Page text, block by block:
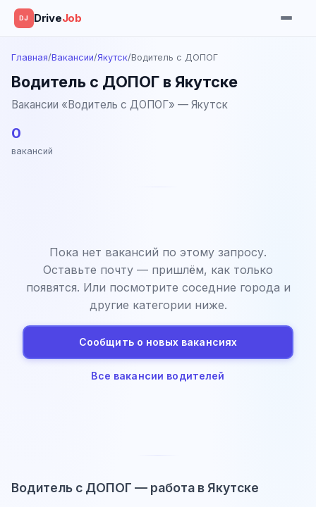
DJ DriveJob
Главная/Вакансии/Якутск/Водитель с ДОПОГ
Водитель с ДОПОГ в Якутске
Вакансии «Водитель с ДОПОГ» — Якутск
0
вакансий
Пока нет вакансий по этому запросу.
Оставьте почту — пришлём, как только
появятся. Или посмотрите соседние города и
другие категории ниже.
Сообщить о новых вакансиях
Все вакансии водителей
Водитель с ДОПОГ — работа в Якутске